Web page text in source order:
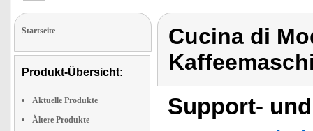
Startseite
Produkt-Übersicht:
Aktuelle Produkte
Ältere Produkte
Cucina di
Support-